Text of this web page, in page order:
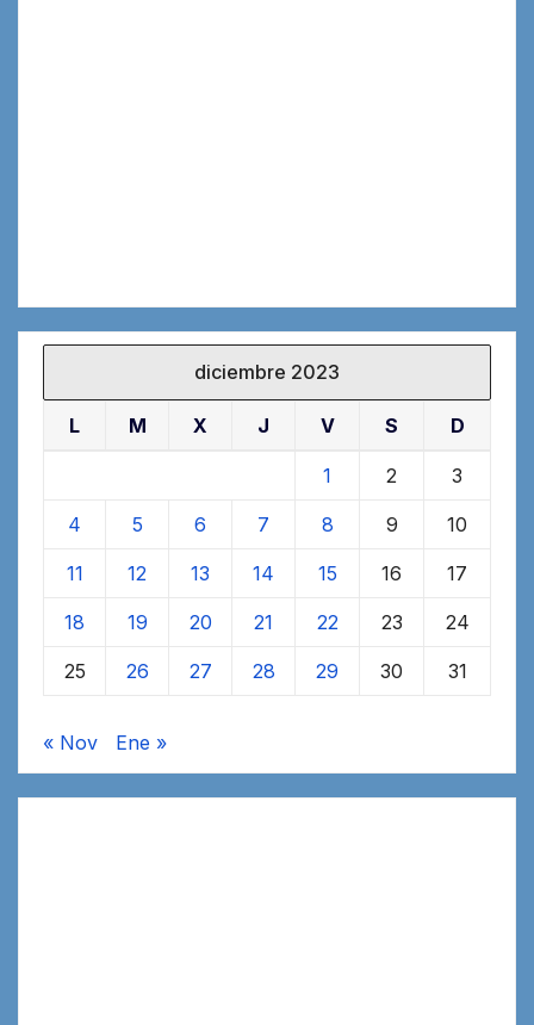
diciembre 2023
L M X J V S D
1 2 3
4 5 6 7 8 9 10
11 12 13 14 15 16 17
18 19 20 21 22 23 24
25 26 27 28 29 30 31
« Nov Ene »